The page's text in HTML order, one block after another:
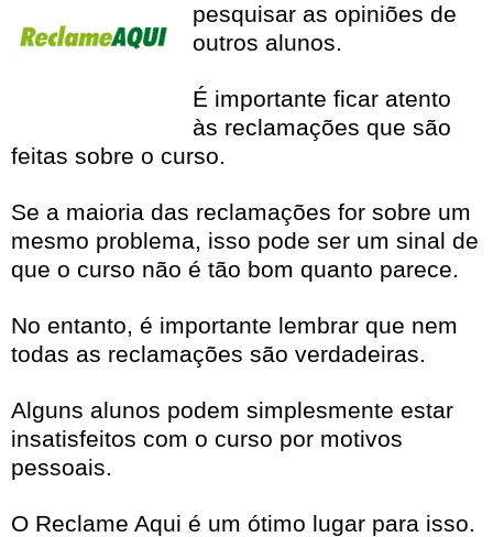
pesquisar as opiniões de
outros alunos.
É importante ficar atento
às reclamações que são
feitas sobre o curso.
Se a maioria das reclamações for sobre um
mesmo problema, isso pode ser um sinal de
que o curso não é tão bom quanto parece.
No entanto, é importante lembrar que nem
todas as reclamações são verdadeiras.
Alguns alunos podem simplesmente estar
insatisfeitos com o curso por motivos
pessoais.
O Reclame Aqui é um ótimo lugar para isso.